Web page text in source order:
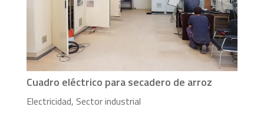
Cuadro eléctrico para secadero de arroz
Electricidad, Sector industrial